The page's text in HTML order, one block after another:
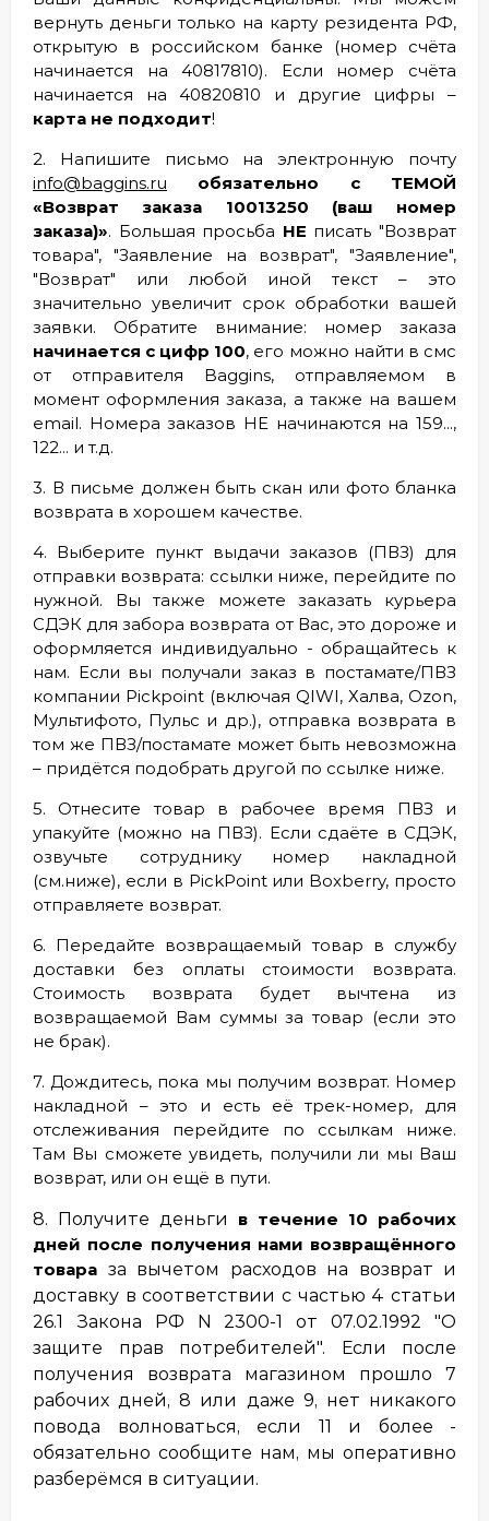
вернуть деньги только на карту резидента РФ,
открытую в российском банке (номер счёта
начинается на 40817810). Если номер счёта
начинается на 40820810 и другие цифры –
карта не подходит!
2. Напишите письмо на электронную почту
info@baggins.ru
обязательно с ТЕМОЙ
«Возврат заказа 10013250 (ваш номер
заказа)». Большая просьба НЕ писать "Возврат
товара", "Заявление на возврат", "Заявление",
"Возврат" или любой иной текст – это
значительно увеличит срок обработки вашей
заявки. Обратите внимание: номер заказа
начинается с цифр 100, его можно найти в смс
от отправителя Baggins, отправляемом в
момент оформления заказа, а также на вашем
email. Номера заказов НЕ начинаются на 159...,
122... и т.д.
3. В письме должен быть скан или фото бланка
возврата в хорошем качестве.
4. Выберите пункт выдачи заказов (ПВЗ) для
отправки возврата: ссылки ниже, перейдите по
нужной. Вы также можете заказать курьера
СДЭК для забора возврата от Вас, это дороже и
оформляется индивидуально - обращайтесь к
нам. Если вы получали заказ в постамате/ПВЗ
компании Pickpoint (включая QIWI, Халва, Ozon,
Мультифото, Пульс и др.), отправка возврата в
том же ПВЗ/постамате может быть невозможна
– придётся подобрать другой по ссылке ниже.
5. Отнесите товар в рабочее время ПВЗ и
упакуйте (можно на ПВЗ). Если сдаёте в СДЭК,
озвучьте сотруднику номер накладной
(см.ниже), если в PickPoint или Boxberry, просто
отправляете возврат.
6. Передайте возвращаемый товар в службу
доставки без оплаты стоимости возврата.
Стоимость возврата будет вычтена из
возвращаемой Вам суммы за товар (если это
не брак).
7. Дождитесь, пока мы получим возврат. Номер
накладной – это и есть её трек-номер, для
отслеживания перейдите по ссылкам ниже.
Там Вы сможете увидеть, получили ли мы Ваш
возврат, или он ещё в пути.
8. Получите деньги в течение 10 рабочих
дней после получения нами возвращённого
товара за вычетом расходов на возврат и
доставку в соответствии с частью 4 статьи
26.1 Закона РФ N 2300-1 от 07.02.1992 "О
защите прав потребителей". Если после
получения возврата магазином прошло 7
рабочих дней, 8 или даже 9, нет никакого
повода волноваться, если 11 и более -
обязательно сообщите нам, мы оперативно
разберёмся в ситуации.